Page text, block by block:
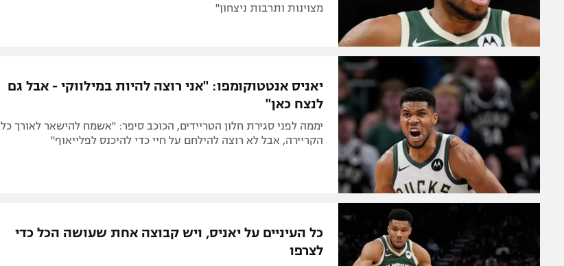
מצוינות ותרבות ניצחון"
יאניס אנטטוקומפו: "אני רוצה להיות במילווקי - אבל גם
לנצח כאן"
יממה לפני סגירת חלון הטריידים, הכוכב סיפר: "אשמח להישאר לאורך כל
הקריירה, אבל לא רוצה להילחם על חיי כדי להיכנס לפלייאוף"
כל העיניים על יאניס, ויש קבוצה אחת שעושה הכל כדי
לצרפו